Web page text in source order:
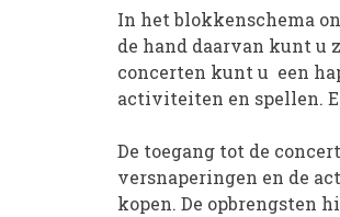
In het blokkenschema
de hand daarvan kunt u
concerten kunt u een
activiteiten en spellen.
De toegang tot de
versnaperingen en de
kopen. De opbrengsten